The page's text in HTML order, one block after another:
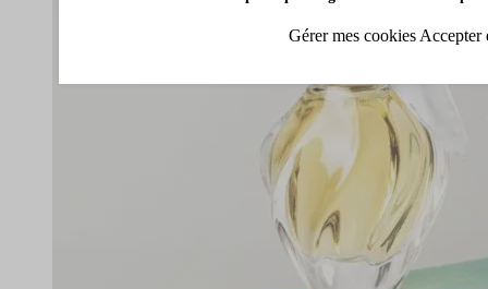
Gérer mes cookies Accepter